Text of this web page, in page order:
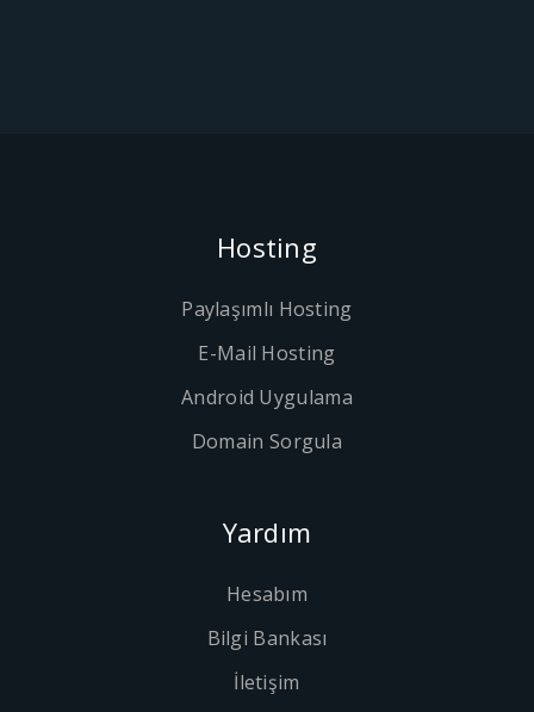
Hosting
Paylaşımlı Hosting
E-Mail Hosting
Android Uygulama
Domain Sorgula
Yardım
Hesabım
Bilgi Bankası
İletişim